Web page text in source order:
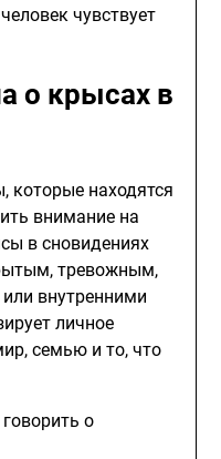
чувствует
о крысах в
которые находятся
внимание на
в сновидениях
тревожным,
внутренними
личное
семью и то, что
о